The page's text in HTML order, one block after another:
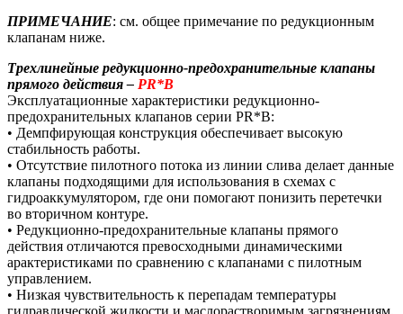
ПРИМЕЧАНИЕ: см. общее примечание по редукционным
клапанам ниже.
Трехлинейные редукционно-предохранительные клапаны
прямого действия – PR*B
Эксплуатационные характеристики редукционно-
предохранительных клапанов серии PR*B:
• Демпфирующая конструкция обеспечивает высокую
стабильность работы.
• Отсутствие пилотного потока из линии слива делает данные
клапаны подходящими для использования в схемах с
гидроаккумулятором, где они помогают понизить перетечки
во вторичном контуре.
• Редукционно-предохранительные клапаны прямого
действия отличаются превосходными динамическими
арактеристиками по сравнению с клапанами с пилотным
управлением.
• Низкая чувствительность к перепадам температуры